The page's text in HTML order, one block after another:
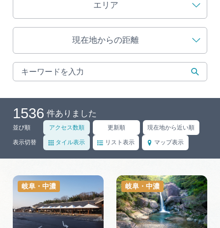
ぎふ旅レポーター記事
早わかり岐阜
買い物・お土産
体験予約サイト「ＶＩＳＩＴ岐阜県」
岐阜県アウトドア観光キャンペーン
岐阜県まるごと観光エリアガイド
旅行会社・観光事業者の皆様へ
エリア
現在地からの距離
1536 件ありました
並び順 アクセス数順 更新順 現在地から近い順
表示切替 タイル表示 リスト表示 マップ表示
岐阜・中濃 岐阜・中濃